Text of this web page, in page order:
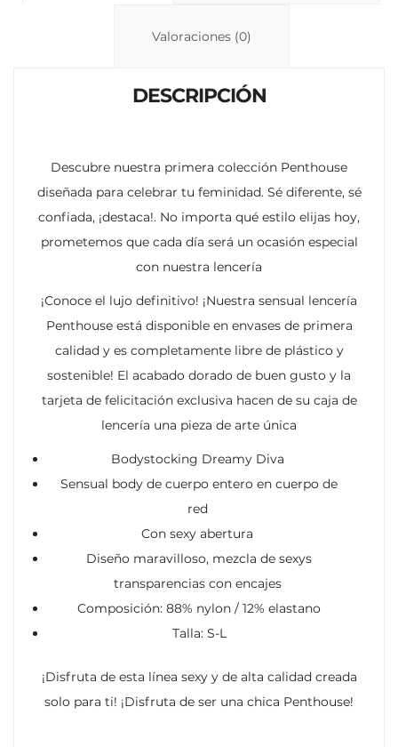
Valoraciones (0)
DESCRIPCIÓN
Descubre nuestra primera colección Penthouse
diseñada para celebrar tu feminidad. Sé diferente, sé
confiada, ¡destaca!. No importa qué estilo elijas hoy,
prometemos que cada día será un ocasión especial
con nuestra lencería
¡Conoce el lujo definitivo! ¡Nuestra sensual lencería
Penthouse está disponible en envases de primera
calidad y es completamente libre de plástico y
sostenible! El acabado dorado de buen gusto y la
tarjeta de felicitación exclusiva hacen de su caja de
lencería una pieza de arte única
Bodystocking Dreamy Diva
Sensual body de cuerpo entero en cuerpo de
red
Con sexy abertura
Diseño maravilloso, mezcla de sexys
transparencias con encajes
Composición: 88% nylon / 12% elastano
Talla: S-L
¡Disfruta de esta línea sexy y de alta calidad creada
solo para ti! ¡Disfruta de ser una chica Penthouse!